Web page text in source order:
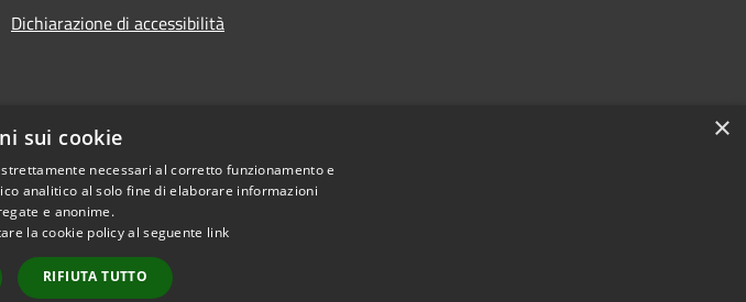
Dichiarazione di accessibilità
Copyright © 2026 • Comune di Monte di Procida • Powered by
×
sui cookie
necessari al corretto funzionamento e
analitico al solo fine di elaborare informazioni
e anonime.
la cookie policy al seguente link
RIFIUTA TUTTO